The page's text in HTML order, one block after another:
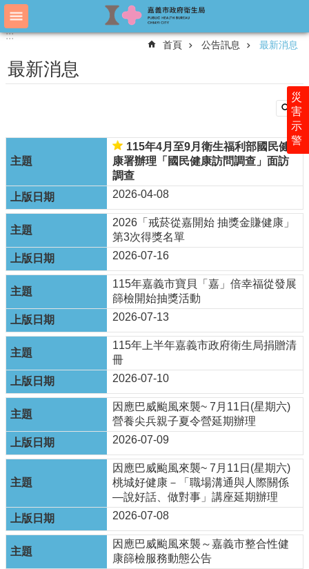
跳到主要內容區塊
進
搜
尋
衛
局
科
室
介
屬
單
位
公
資
訊
公
告
訊
服
務
專
區
主
:::
災
害
示
警
:::
首頁 公告訊息 最新消息
最新消息
115年4月至9月衛生福利部國民健
康署辦理「國民健康訪問調查」面訪
調查
2026-04-08
2026「戒菸從嘉開始 抽獎金賺健康」
第3次得獎名單
2026-07-16
115年嘉義市寶貝「嘉」倍幸福從發展
篩檢開始抽獎活動
2026-07-13
115年上半年嘉義市政府衛生局捐贈清
冊
2026-07-10
因應巴威颱風來襲~ 7月11日(星期六)
營養尖兵親子夏令營延期辦理
2026-07-09
因應巴威颱風來襲~ 7月11日(星期六)
桃城好健康－「職場溝通與人際關係
—說好話、做對事」講座延期辦理
2026-07-08
因應巴威颱風來襲～嘉義市整合性健
康篩檢服務動態公告